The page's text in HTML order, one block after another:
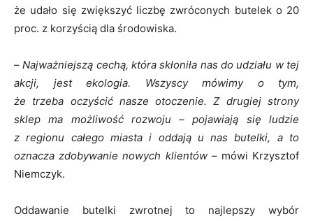
że udało się zwiększyć liczbę zwróconych butelek o 20
proc. z korzyścią dla środowiska.
–Najważniejszą cechą, która skłoniła nas do udziału w tej
akcji, jest ekologia. Wszyscy mówimy o tym,
że trzeba oczyścić nasze otoczenie. Z drugiej strony
sklep ma możliwość rozwoju – pojawiają się ludzie
z regionu całego miasta i oddają u nas butelki, a to
oznacza zdobywanie nowych klientów – mówi Krzysztof
Niemczyk.
Oddawanie butelki zwrotnej to najlepszy wybór